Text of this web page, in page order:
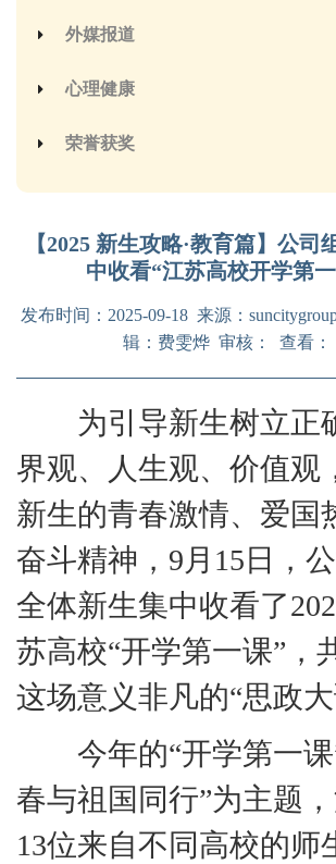
外媒报道
心理健康
荣誉获奖
【2025 新生攻略·教育篇】公司
中收看“江苏高校开学第
发布时间：2025-09-18 来源：
辑：费雯烨 审核： 查看：
为引导新生树立正
界观、人生观、价值观
新生的青春激情、爱国
奋斗精神， 9月 15 日，
全体新生集中收看了
苏高校“开学第一课”，
这场意义非凡的“思政大
今年的“开学第一
春与祖国同行”为主题
13位来自不同高校的师